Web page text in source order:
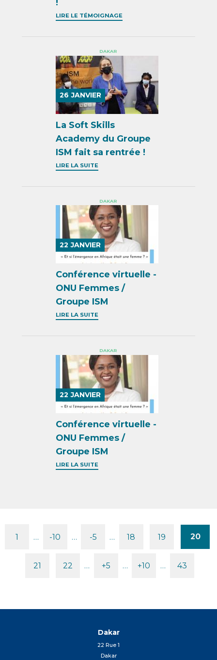
!
LIRE LE TÉMOIGNAGE
DAKAR
26 JANVIER
La Soft Skills
Academy du Groupe
ISM fait sa rentrée !
LIRE LA SUITE
DAKAR
22 JANVIER
Conférence virtuelle -
ONU Femmes /
Groupe ISM
LIRE LA SUITE
DAKAR
22 JANVIER
Conférence virtuelle -
ONU Femmes /
Groupe ISM
LIRE LA SUITE
1 … -10 … -5 … 18 19 20
21 22 … +5 … +10 … 43
Dakar
22 Rue 1
Dakar